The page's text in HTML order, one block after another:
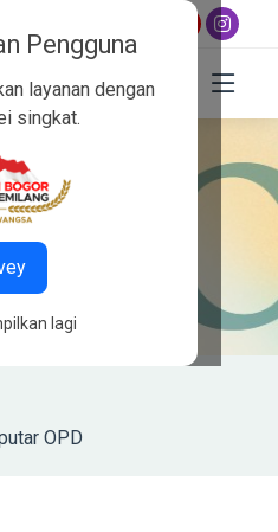
OPD
Pengguna
layanan dengan
singkat.
lagi